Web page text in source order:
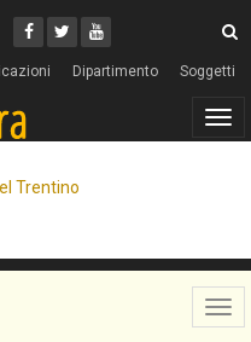
Facebook
Twitter
Youtube
Dipartimento Soggetti
Trentino